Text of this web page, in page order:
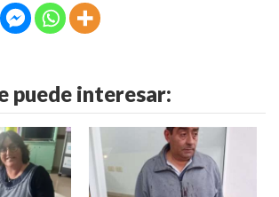
puede interesar: